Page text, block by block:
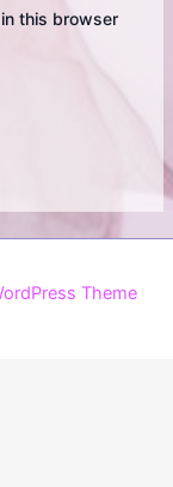
this browser
Theme